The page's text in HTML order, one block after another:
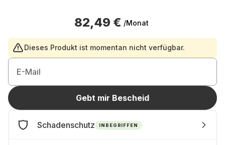
82,49 € /Monat
Dieses Produkt ist momentan nicht verfügbar.
E-Mail
Gebt mir Bescheid
Schadenschutz INBEGRIFFEN